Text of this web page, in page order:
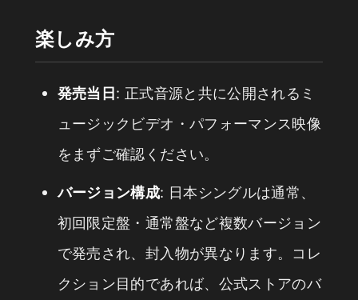
楽しみ方
発売当日: 正式音源と共に公開されるミ
ュージックビデオ・パフォーマンス映像
をまずご確認ください。
バージョン構成: 日本シングルは通常、
初回限定盤・通常盤など複数バージョン
で発売され、封入物が異なります。コレ
クション目的であれば、公式ストアのバ